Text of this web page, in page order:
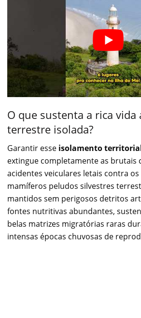
O que sustenta a rica vida
terrestre isolada?
Garantir esse isolamento
extingue completamente as brutais
acidentes veiculares letais contra
mamíferos peludos silvestres
mantidos sem perigosos detritos
fontes nutritivas abundantes,
belas matrizes migratórias raras
intensas épocas chuvosas de